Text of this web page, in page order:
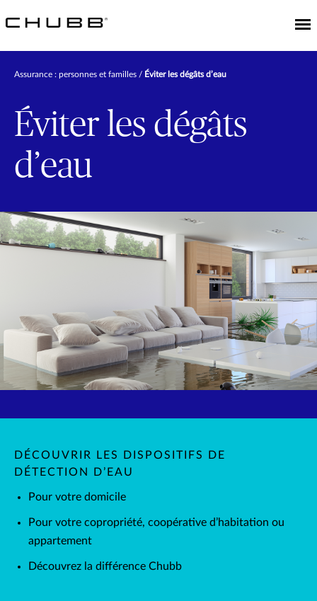
Assurance : personnes et familles Éviter les dégâts d’eau
Éviter les dégâts
d’eau
DÉCOUVRIR LES DISPOSITIFS DE
DÉTECTION D’EAU
Pour votre domicile
Pour votre copropriété, coopérative d’habitation ou
appartement
Découvrez la différence Chubb